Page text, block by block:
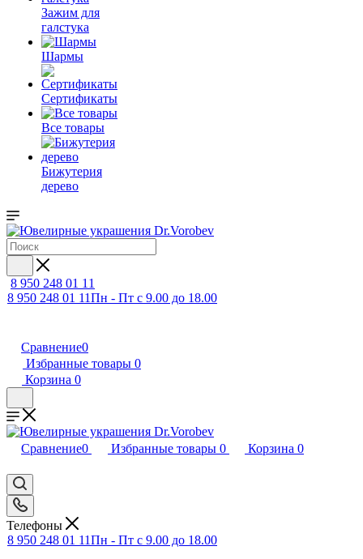
Зажим для
галстука
Шармы
Сертификаты
Все товары
Бижутерия
дерево
8 950 248 01 11
8 950 248 01 11Пн - Пт с 9.00 до 18.00
Сравнение0
Избранные товары 0
Корзина 0
Сравнение0 Избранные товары 0 Корзина 0
Телефоны
8 950 248 01 11Пн - Пт с 9.00 до 18.00